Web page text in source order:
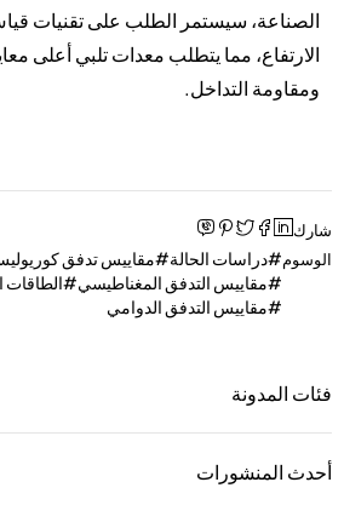
الصناعة، سيستمر الطلب على تقنيات
الارتفاع، مما يتطلب معدات تلبي أعلى
ومقاومة التداخل.
شارك
الوسوم
دراسات الحالة مقاييس تدفق
مقاييس التدفق المغناطيسي
الطاقات
مقاييس التدفق الدوامي
فئات المدونة
أحدث المنشورات